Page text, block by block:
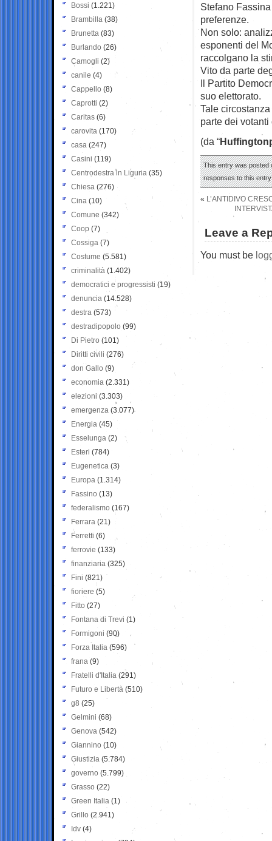
Stefano
preferenze.
Non solo:
esponenti del
raccolgano la
Vito da parte
Il Partito
suo elettorato.
Tale
parte dei
(da “
This entry was posted
responses to this
« L’ANTIDIVO
Leave a
You must be
Bossi (1.221)
Brambilla (38)
Brunetta (83)
Burlando (26)
Camogli (2)
canile (4)
Cappello (8)
Caprotti (2)
Caritas (6)
carovita (170)
casa (247)
Casini (119)
Centrodestra in Liguria (35)
Chiesa (276)
Cina (10)
Comune (342)
Coop (7)
Cossiga (7)
Costume (5.581)
criminalità (1.402)
democratici e progressisti (19)
denuncia (14.528)
destra (573)
destradipopolo (99)
Di Pietro (101)
Diritti civili (276)
don Gallo (9)
economia (2.331)
elezioni (3.303)
emergenza (3.077)
Energia (45)
Esselunga (2)
Esteri (784)
Eugenetica (3)
Europa (1.314)
Fassino (13)
federalismo (167)
Ferrara (21)
Ferretti (6)
ferrovie (133)
finanziaria (325)
Fini (821)
fioriere (5)
Fitto (27)
Fontana di Trevi (1)
Formigoni (90)
Forza Italia (596)
frana (9)
Fratelli d'Italia (291)
Futuro e Libertà (510)
g8 (25)
Gelmini (68)
Genova (542)
Giannino (10)
Giustizia (5.784)
governo (5.799)
Grasso (22)
Green Italia (1)
Grillo (2.941)
Idv (4)